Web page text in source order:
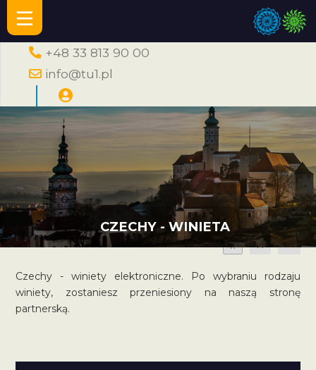
+48 33 813 90 00
info@tu1.pl
CZECHY - WINIETA
A A A
Czechy - winiety elektroniczne. Po wybraniu rodzaju
winiety, zostaniesz przeniesiony na naszą stronę
partnerską.